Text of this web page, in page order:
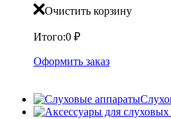
Очистить корзину
Итого:0 ₽
Оформить заказ